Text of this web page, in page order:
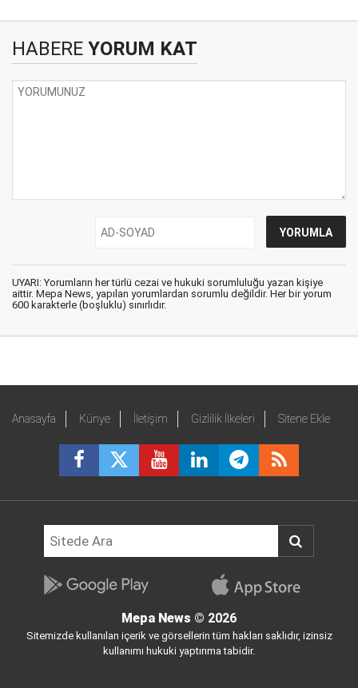
HABERE YORUM KAT
UYARI: Yorumların her türlü cezai ve hukuki sorumluluğu yazan kişiye
aittir. Mepa News, yapılan yorumlardan sorumlu değildir. Her bir yorum
600 karakterle (boşluklu) sınırlıdır.
Anasayfa Künye İletişim Gizlilik İlkeleri Sitene Ekle
Mepa News © 2026
Sitemizde kullanılan içerik ve görsellerin tüm hakları saklıdır, izinsiz
kullanımı hukuki yaptırıma tabidir.